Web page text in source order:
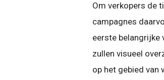
Om verkopers de
campagnes
eerste belangrijke
zullen visueel
op het gebied van